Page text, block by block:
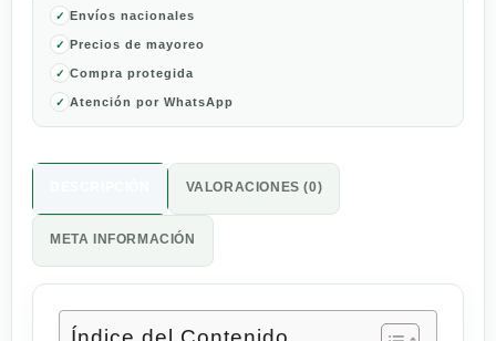
Envíos nacionales
Precios de mayoreo
Compra protegida
Atención por WhatsApp
VALORACIONES (0)
META INFORMACIÓN